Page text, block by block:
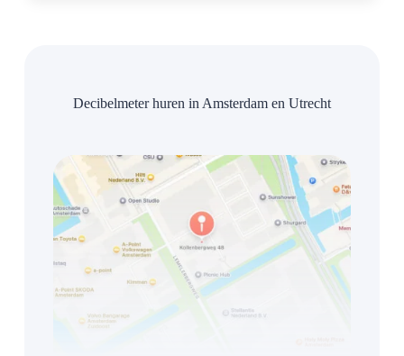
Decibelmeter huren in Amsterdam en Utrecht